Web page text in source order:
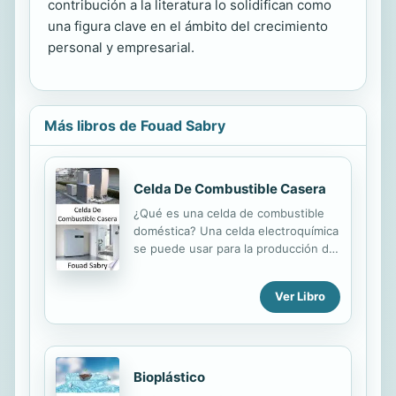
contribución a la literatura lo solidifican como
una figura clave en el ámbito del crecimiento
personal y empresarial.
Más libros de Fouad Sabry
Celda De Combustible Casera
¿Qué es una celda de combustible
doméstica? Una celda electroquímica
se puede usar para la producción de
una celda de combustible doméstica
o una celda de combustible
industriales más grandes, sin
Ver Libro
Bioplástico